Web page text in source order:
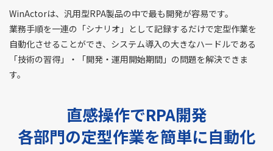
WinActorは、汎用型RPA製品の中で最も開発が容易です。
業務手順を一連の「シナリオ」として記録するだけで定型作業を
自動化させることができ、 システム導入の大きなハードルである
「技術の習得」・「開発・運用開始期間」の問題を解決できま
す。
直感操作でRPA開発
各部門の定型作業を簡単に自動化